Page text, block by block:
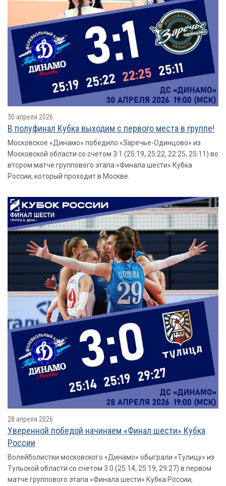
30 апреля 2026
В полуфинал Кубка выходим с первого места в группе!
Московское «Динамо» победило «Заречье-Одинцово» из
Московской области со счетом 3:1 (25:19, 25:22, 22:25, 25:11) во
втором матче группового этапа «Финала шести» Кубка
России, который проходит в Москве.
28 апреля 2026
Уверенной победой начинаем «Финал шести» Кубка
России
Волейболистки московского «Динамо» обыграли «Тулицу» из
Тульской области со счетом 3:0 (25:14, 25:19, 29:27) в первом
матче группового этапа «Финала шести» Кубка России,